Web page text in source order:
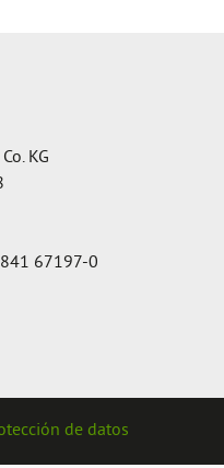
KG
67197-0
de datos